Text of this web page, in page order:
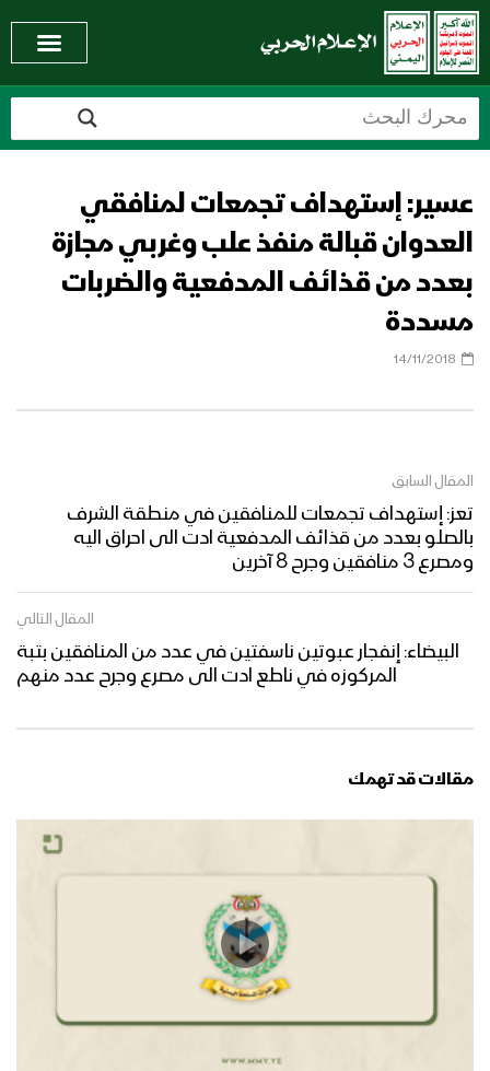
عسير: إستهداف تجمعات لمنافقي
العدوان قبالة منفذ علب وغربي مجازة
بعدد من قذائف المدفعية والضربات
مسددة
14/11/2018
المقال السابق
تعز: إستهداف تجمعات للمنافقين في منطقة الشرف
بالصلو بعدد من قذائف المدفعية ادت الى احراق اليه
ومصرع 3 منافقين وجرح 8 آخرين
المقال التالي
البيضاء: إنفجار عبوتين ناسفتين في عدد من المنافقين بتبة
المركوزه في ناطع ادت الى مصرع وجرح عدد منهم
مقالات قد تهمك